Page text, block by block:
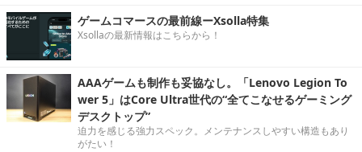
ゲームコマースの最前線ーXsolla特集
Xsollaの最新情報はこちらから！
AAAゲームも制作も妥協なし。「Lenovo Legion To
wer 5」はCore Ultra世代の“全てこなせるゲーミング
デスクトップ”
迫力を感じる強力スペック。メンテナンスしやすい構造もあり
がたい！